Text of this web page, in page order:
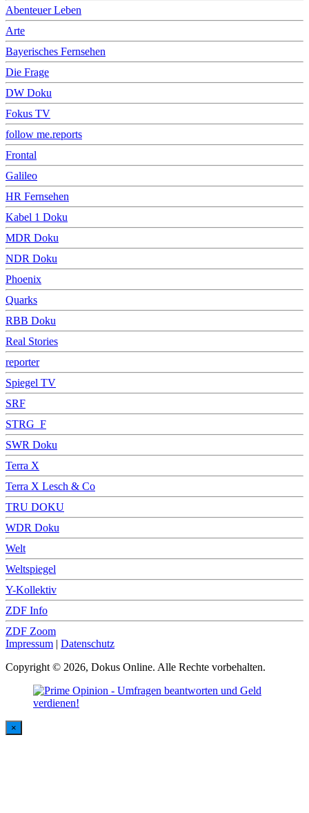
Abenteuer Leben
Arte
Bayerisches Fernsehen
Die Frage
DW Doku
Fokus TV
follow me.reports
Frontal
Galileo
HR Fernsehen
Kabel 1 Doku
MDR Doku
NDR Doku
Phoenix
Quarks
RBB Doku
Real Stories
reporter
Spiegel TV
SRF
STRG_F
SWR Doku
Terra X
Terra X Lesch & Co
TRU DOKU
WDR Doku
Welt
Weltspiegel
Y-Kollektiv
ZDF Info
ZDF Zoom
Impressum | Datenschutz
Copyright © 2026, Dokus Online. Alle Rechte vorbehalten.
×